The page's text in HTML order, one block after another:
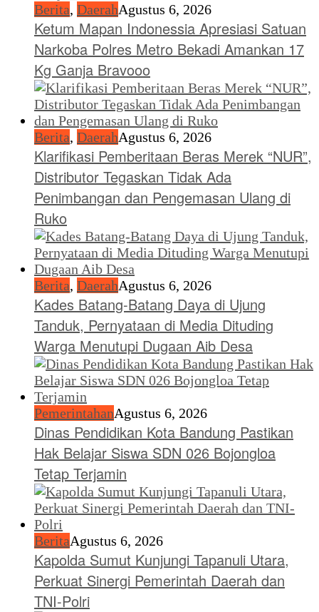
Berita, DaerahAgustus 6, 2026
Ketum Mapan Indonessia Apresiasi Satuan
Narkoba Polres Metro Bekadi Amankan 17
Kg Ganja Bravooo
Berita, DaerahAgustus 6, 2026
Klarifikasi Pemberitaan Beras Merek “NUR”,
Distributor Tegaskan Tidak Ada
Penimbangan dan Pengemasan Ulang di
Ruko
Berita, DaerahAgustus 6, 2026
Kades Batang-Batang Daya di Ujung
Tanduk, Pernyataan di Media Dituding
Warga Menutupi Dugaan Aib Desa
PemerintahanAgustus 6, 2026
Dinas Pendidikan Kota Bandung Pastikan
Hak Belajar Siswa SDN 026 Bojongloa
Tetap Terjamin
BeritaAgustus 6, 2026
Kapolda Sumut Kunjungi Tapanuli Utara,
Perkuat Sinergi Pemerintah Daerah dan
TNI-Polri